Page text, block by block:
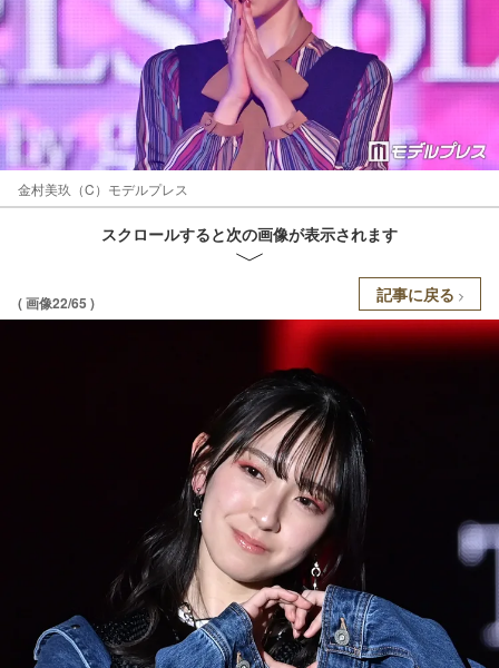
金村美玖（C）モデルプレス
スクロールすると次の画像が表示されます
( 画像22/65 ) 記事に戻る